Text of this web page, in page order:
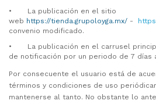
•
La publicación en el sitio
web https://tienda.grupoloyga.mx/ -
convenio modificado.
•
La publicación en el carrusel
de notificación por un periodo de 7 días
Por consecuente el usuario está de
términos y condiciones de uso
mantenerse al tanto. No obstante lo